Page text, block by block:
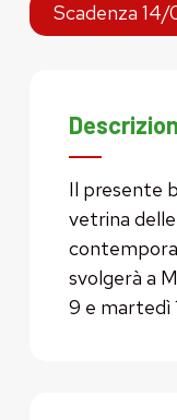
Scadenza
Il presente
vetrina
svolgerà a
9 e martedì